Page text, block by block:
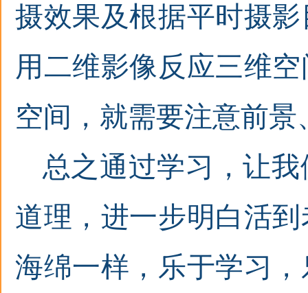
摄效果及根据平时摄
用二维影像反应三维
空间，就需要注意前
总之通过学习，让
道理，进一步明白活
海绵一样，乐于学习